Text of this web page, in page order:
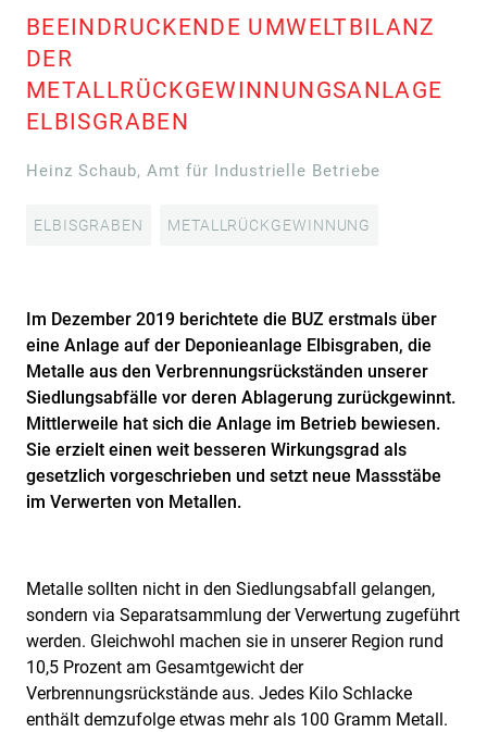
BEEINDRUCKENDE UMWELTBILANZ
DER
METALLRÜCKGEWINNUNGSANLAGE
ELBISGRABEN
Heinz Schaub, Amt für Industrielle Betriebe
ELBISGRABEN METALLRÜCKGEWINNUNG
Im Dezember 2019 berichtete die BUZ erstmals über
eine Anlage auf der Deponieanlage Elbisgraben, die
Metalle aus den Verbrennungsrückständen unserer
Siedlungsabfälle vor deren Ablagerung zurückgewinnt.
Mittlerweile hat sich die Anlage im Betrieb bewiesen.
Sie erzielt einen weit besseren Wirkungsgrad als
gesetzlich vorgeschrieben und setzt neue Massstäbe
im Verwerten von Metallen.
Metalle sollten nicht in den Siedlungsabfall gelangen,
sondern via Separatsammlung der Verwertung zugeführt
werden. Gleichwohl machen sie in unserer Region rund
10,5 Prozent am Gesamtgewicht der
Verbrennungsrückstände aus. Jedes Kilo Schlacke
enthält demzufolge etwas mehr als 100 Gramm Metall.